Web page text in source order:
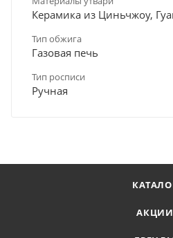
Керамика из Циньчжоу,
Тип обжига
Газовая печь
Тип росписи
Ручная
АКЦИИ